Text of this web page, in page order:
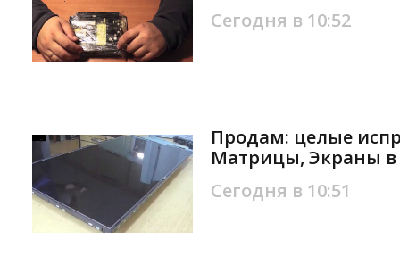
Сегодня в 10:52
Продам: целые
Матрицы, Экраны
Сегодня в 10:51